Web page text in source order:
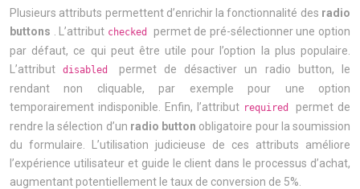
Plusieurs attributs permettent d’enrichir la fonctionnalité des radio
buttons
. L’attribut checked
permet de pré-sélectionner une option
par défaut, ce qui peut être utile pour l’option la plus populaire.
L’attributdisabled
permet de désactiver un radio button, le
rendant non cliquable, par exemple pour une option
temporairement indisponible. Enfin, l’attribut required permet de
rendre la sélection d’un radio button obligatoire pour la soumission
du formulaire. L’utilisation judicieuse de ces attributs améliore
l’expérience utilisateur et guide le client dans le processus d’achat,
augmentant potentiellement le taux de conversion de 5%.